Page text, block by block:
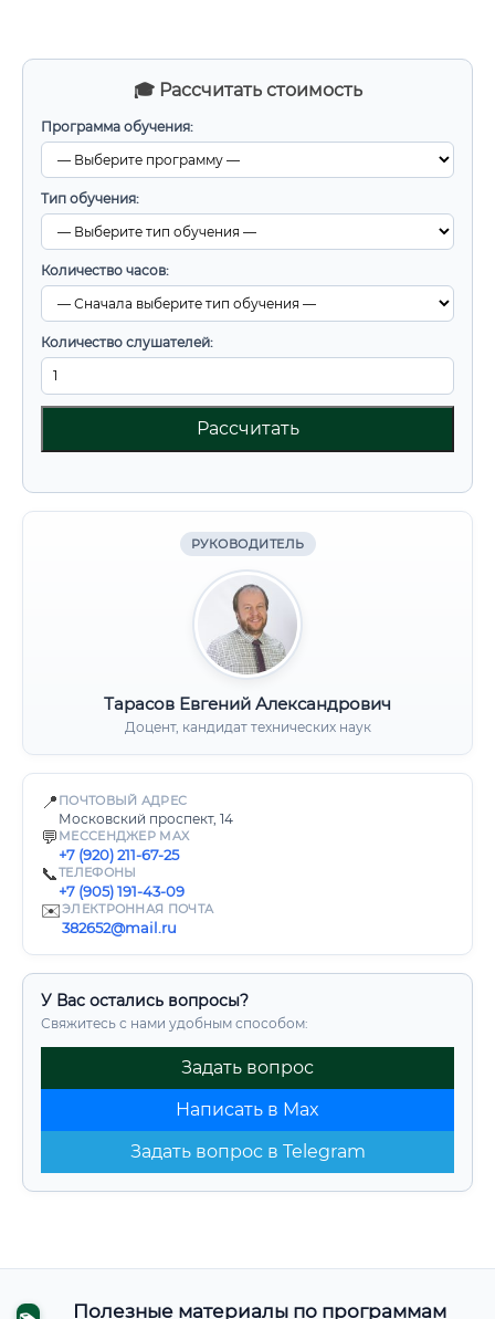
🎓 Рассчитать стоимость
Программа обучения:
Тип обучения:
Количество часов:
Количество слушателей:
Рассчитать
РУКОВОДИТЕЛЬ
Тарасов Евгений Александрович
Доцент, кандидат технических наук
📍 ПОЧТОВЫЙ АДРЕС
Московский проспект, 14
💬 МЕССЕНДЖЕР MAX
+7 (920) 211-67-25
📞ТЕЛЕФОНЫ
+7 (905) 191-43-09
✉️ЭЛЕКТРОННАЯ ПОЧТА
382652@mail.ru
У Вас остались вопросы?
Свяжитесь с нами удобным способом:
Задать вопрос
Написать в Max
Задать вопрос в Telegram
Полезные материалы по программам